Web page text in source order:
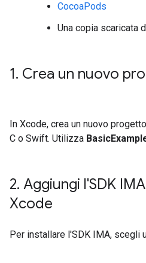
CocoaPods
Una copia scaricata
1. Crea un nuovo
In Xcode, crea un nuovo
C o Swift. Utilizza
2. Aggiungi l'SDK
Xcode
Per installare l'SDK IMA, scegli